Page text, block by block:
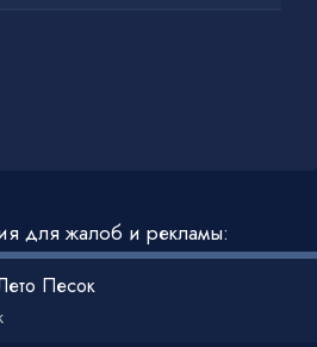
для жалоб и рекламы:
Песок